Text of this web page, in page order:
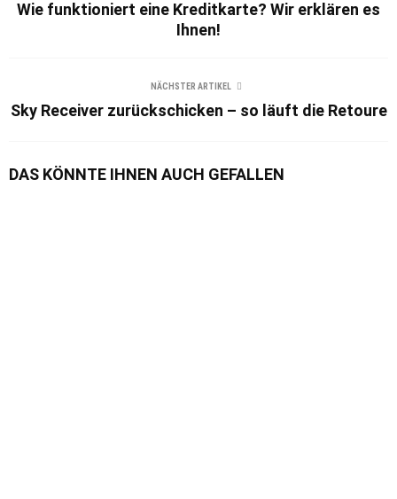
Wie funktioniert eine Kreditkarte? Wir erklären es
Ihnen!
NÄCHSTER ARTIKEL
Sky Receiver zurückschicken – so läuft die Retoure
DAS KÖNNTE IHNEN AUCH GEFALLEN